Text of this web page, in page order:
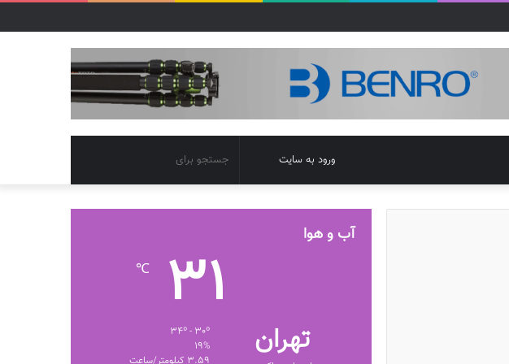
برای
تغییر
پوسته
ورود به سایت
آب و هوا
تهران
31
℃
34º - 30º
19%
3.59 کیلومتر/ساعت